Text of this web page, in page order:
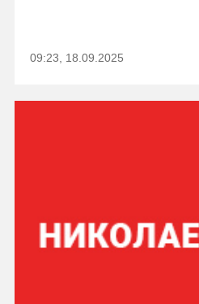
09:23, 18.09.2025